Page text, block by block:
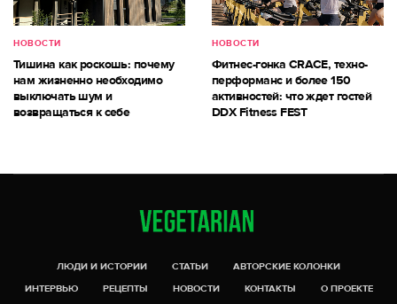
НОВОСТИ
Тишина как роскошь: почему
нам жизненно необходимо
выключать шум и
возвращаться к себе
НОВОСТИ
Фитнес-гонка CRACE, техно-
перформанс и более 150
активностей: что ждет гостей
DDX Fitness FEST
ЛЮДИ И ИСТОРИИ СТАТЬИ
АВТОРСКИЕ КОЛОНКИ
ИНТЕРВЬЮ
РЕЦЕПТЫ НОВОСТИ КОНТАКТЫ
О ПРОЕКТЕ